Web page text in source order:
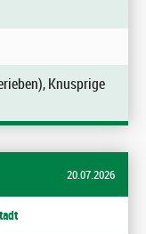
Knusprige
20.07.2026